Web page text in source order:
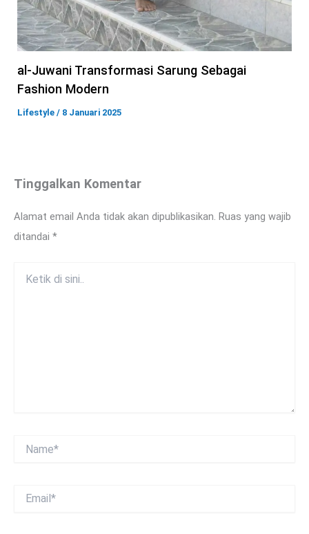
al-Juwani Transformasi Sarung Sebagai
Fashion Modern
Lifestyle / 8 Januari 2025
Tinggalkan Komentar
Alamat email Anda tidak akan dipublikasikan. Ruas yang wajib
ditandai *